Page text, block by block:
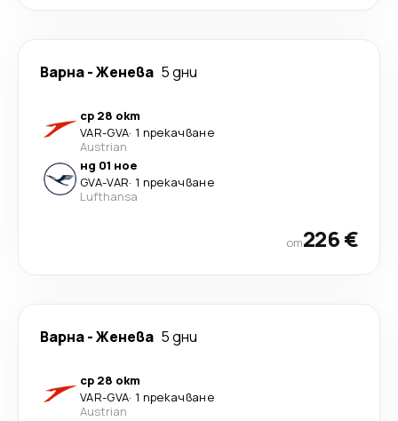
Варна-Женева 5 дни
ср 28 окт
VAR-GVA· 1 прекачване
Austrian
нд 01 ное
GVA-VAR· 1 прекачване
Lufthansa
от226 €
Варна-Женева 5 дни
ср 28 окт
VAR-GVA· 1 прекачване
Austrian